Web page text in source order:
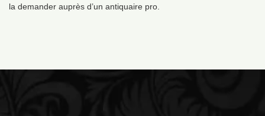
la demander auprès d’un antiquaire pro.